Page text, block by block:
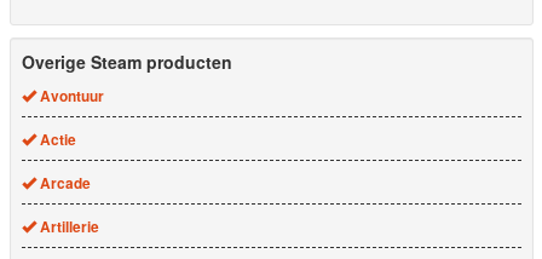
Overige Steam producten
Avontuur
Actie
Arcade
Artillerie